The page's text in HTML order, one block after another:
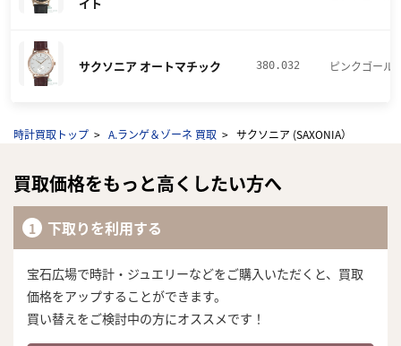
サクソニア オートマチック 380.032 ピンクゴール
時計買取トップ A.ランゲ＆ゾーネ 買取 サクソニア (SAXONIA）
買取価格をもっと高くしたい方へ
下取りを利用する
宝石広場で時計・ジュエリーなどをご購入いただくと、買取
価格をアップすることができます。
買い替えをご検討中の方にオススメです！